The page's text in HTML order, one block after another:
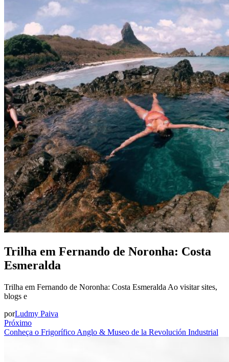
Trilha em Fernando de Noronha: Costa
Esmeralda
Trilha em Fernando de Noronha: Costa Esmeralda Ao visitar sites,
blogs e
porLudmy Paiva
Próximo
Conheça o Frigorífico Anglo & Museo de la Revolución Industrial